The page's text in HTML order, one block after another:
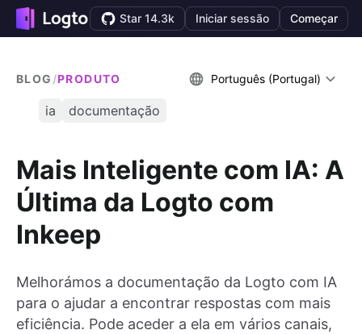
Star 14.3k Iniciar sessão Começar
BLOG /PRODUTO Português (Portugal)
ia documentação
Mais Inteligente com IA: A
Última da Logto com
Inkeep
Melhorámos a documentação da Logto com IA
para o ajudar a encontrar respostas com mais
eficiência. Pode aceder a ela em vários canais,